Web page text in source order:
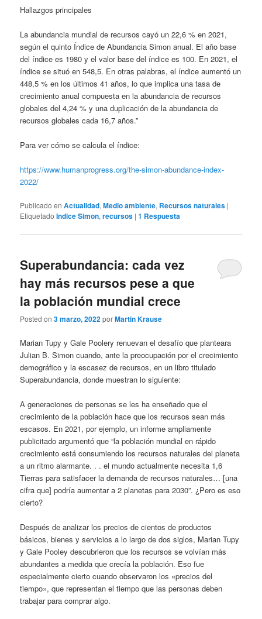
Hallazgos principales
La abundancia mundial de recursos cayó un 22,6 % en 2021,
según el quinto Índice de Abundancia Simon anual. El año base
del índice es 1980 y el valor base del índice es 100. En 2021, el
índice se situó en 548,5. En otras palabras, el índice aumentó un
448,5 % en los últimos 41 años, lo que implica una tasa de
crecimiento anual compuesta en la abundancia de recursos
globales del 4,24 % y una duplicación de la abundancia de
recursos globales cada 16,7 años.”
Para ver cómo se calcula el índice:
https://www.humanprogress.org/the-simon-abundance-index-
2022/
Publicado en Actualidad,Medio ambiente, Recursos naturales |
Etiquetado Indice Simon,recursos |1 Respuesta
Superabundancia: cada vez
hay más recursos pese a que
la población mundial crece
Posted on3 marzo, 2022porMartin Krause
Marian Tupy y Gale Poolery renuevan el desafío que planteara
Julian B. Simon cuando, ante la preocupación por el crecimiento
demográfico y la escasez de recursos, en un libro titulado
Superabundancia, donde muestran lo siguiente:
A generaciones de personas se les ha enseñado que el
crecimiento de la población hace que los recursos sean más
escasos. En 2021, por ejemplo, un informe ampliamente
publicitado argumentó que “la población mundial en rápido
crecimiento está consumiendo los recursos naturales del planeta
a un ritmo alarmante. . . el mundo actualmente necesita 1,6
Tierras para satisfacer la demanda de recursos naturales… [una
cifra que] podría aumentar a 2 planetas para 2030”. ¿Pero es eso
cierto?
Después de analizar los precios de cientos de productos
básicos, bienes y servicios a lo largo de dos siglos, Marian Tupy
y Gale Pooley descubrieron que los recursos se volvían más
abundantes a medida que crecía la población. Eso fue
especialmente cierto cuando observaron los «precios del
tiempo», que representan el tiempo que las personas deben
trabajar para comprar algo.